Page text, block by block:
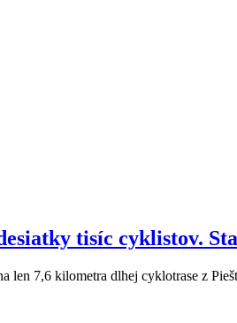
tisíc cyklistov.
len 7,6 kilometra dlhej cyklotrase z